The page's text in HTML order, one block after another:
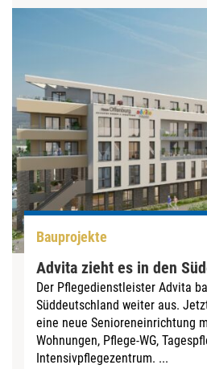
Bauprojekte
Advita zieht es in den
Der Pflegedienstleister Advita
Süddeutschland weiter aus.
eine neue Senioreneinrichtung
Wohnungen, Pflege-WG,
Intensivpflegezentrum. ...